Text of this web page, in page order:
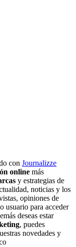
con Journalizze
online más
y estrategias de
noticias y los
opiniones de
usuario para acceder
deseas estar
, puedes
novedades y